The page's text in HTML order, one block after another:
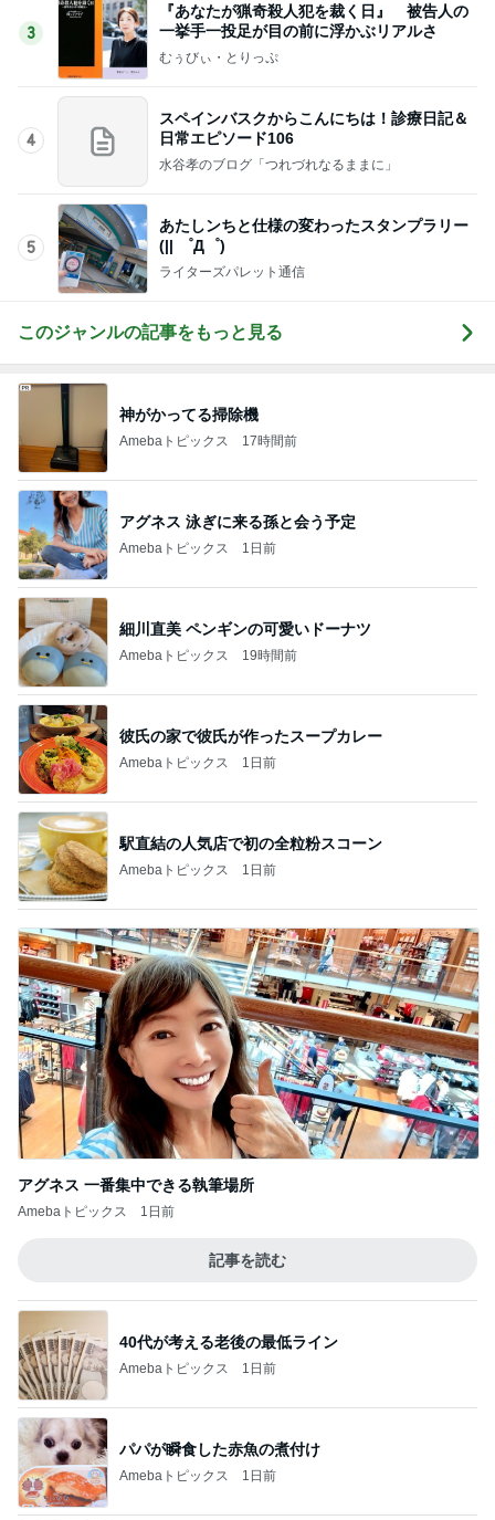
3
『あなたが猟奇殺人犯を裁く日』 被告人の
一挙手一投足が目の前に浮かぶリアルさ
むぅびぃ・とりっぷ
4
スペインバスクからこんにちは！診療日記＆
日常エピソード106
水谷孝のブログ「つれづれなるままに」
5
あたしンちと仕様の変わったスタンプラリー
(|| ゜Д゜)
ライターズパレット通信
このジャンルの記事をもっと見る
神がかってる掃除機
Amebaトピックス 17時間前
アグネス 泳ぎに来る孫と会う予定
Amebaトピックス 1日前
細川直美 ペンギンの可愛いドーナツ
Amebaトピックス 19時間前
彼氏の家で彼氏が作ったスープカレー
Amebaトピックス 1日前
駅直結の人気店で初の全粒粉スコーン
Amebaトピックス 1日前
アグネス 一番集中できる執筆場所
Amebaトピックス 1日前
記事を読む
40代が考える老後の最低ライン
Amebaトピックス 1日前
パパが瞬食した赤魚の煮付け
Amebaトピックス 1日前